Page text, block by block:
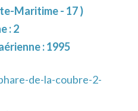
Maritime - 17 )
: 2
: 1995
de-la-coubre-2-